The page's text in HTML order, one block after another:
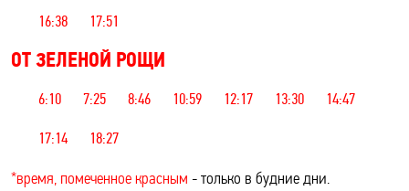
16:38 17:51
ОТ ЗЕЛЕНОЙ РОЩИ
6:10 7:25 8:46 10:59 12:17 13:30 14:47
17:14 18:27
*время, помеченное красным - только в будние дни.